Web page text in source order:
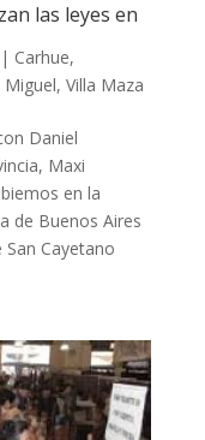
las leyes en
| Carhue,
Miguel, Villa Maza
Daniel
Maxi
en la
de Buenos Aires
Cayetano